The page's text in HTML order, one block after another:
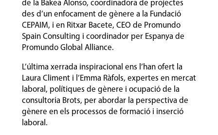
de la Bakea Alonso, coordinadora de projectes
des d’un enfocament de gènere a la Fundació
CEPAIM, i en Ritxar Bacete, CEO de Promundo
Spain Consulting i coordinador per Espanya de
Promundo Global Alliance.
L’última xerrada inspiracional ens l’han ofert la
Laura Climent i l’Emma Ràfols, expertes en mercat
laboral, polítiques de gènere i ocupació de la
consultoria Brots, per abordar la perspectiva de
gènere en els processos de formació i inserció
laboral.